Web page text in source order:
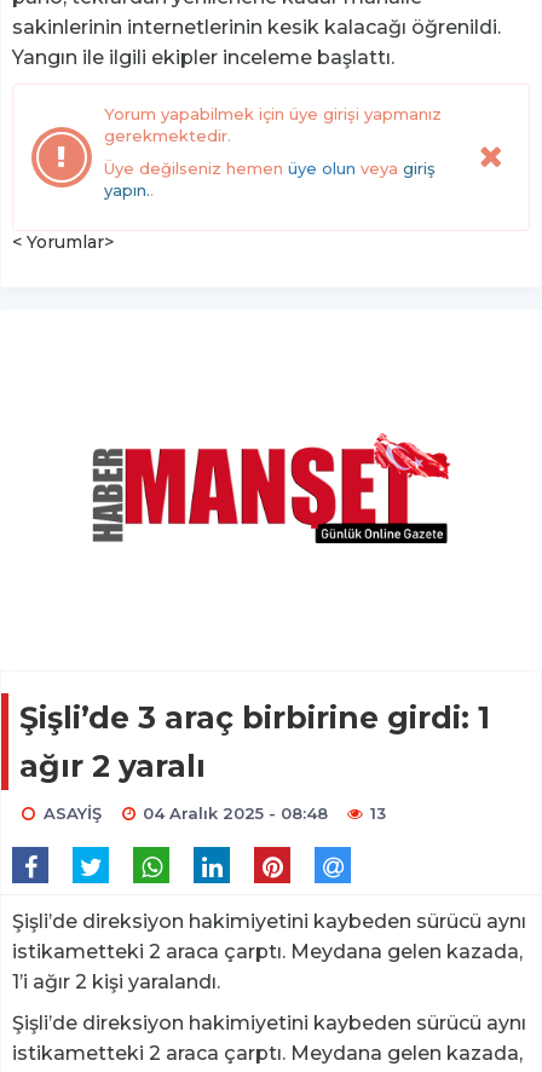
sakinlerinin internetlerinin kesik kalacağı öğrenildi.
Yangın ile ilgili ekipler inceleme başlattı.
Yorum yapabilmek için üye girişi yapmanız
gerekmektedir.
Üye değilseniz hemen üye olun veya giriş
yapın..
< Yorumlar>
Şişli’de 3 araç birbirine girdi: 1
ağır 2 yaralı
ASAYİŞ 04 Aralık 2025 - 08:48 13
Şişli’de direksiyon hakimiyetini kaybeden sürücü aynı
istikametteki 2 araca çarptı. Meydana gelen kazada,
1’i ağır 2 kişi yaralandı.
Şişli’de direksiyon hakimiyetini kaybeden sürücü aynı
istikametteki 2 araca çarptı. Meydana gelen kazada,